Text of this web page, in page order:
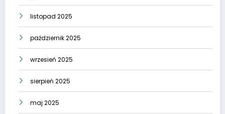
listopad 2025
październik 2025
wrzesień 2025
sierpień 2025
maj 2025